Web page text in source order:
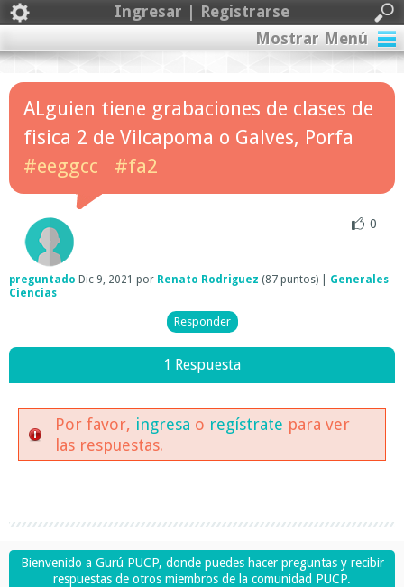
Ingresar | Registrarse
Mostrar Menú
ALguien tiene grabaciones de clases de
fisica 2 de Vilcapoma o Galves, Porfa
#eeggcc
#fa2
0
preguntado Dic 9, 2021 por Renato Rodriguez (87 puntos)
Generales
Ciencias
1 Respuesta
Por favor, ingresa o regístrate para ver
las respuestas.
Bienvenido a Gurú PUCP, donde puedes hacer preguntas y recibir
respuestas de otros miembros de la comunidad PUCP.